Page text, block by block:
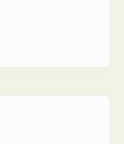
listos para